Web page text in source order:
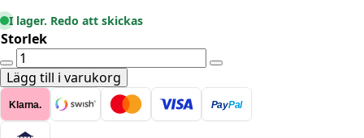
I lager. Redo att skickas
Storlek
MARRAKESH
0207
-
BEIGE
mängd
Lägg till i varukorg
Klarna. PayPal